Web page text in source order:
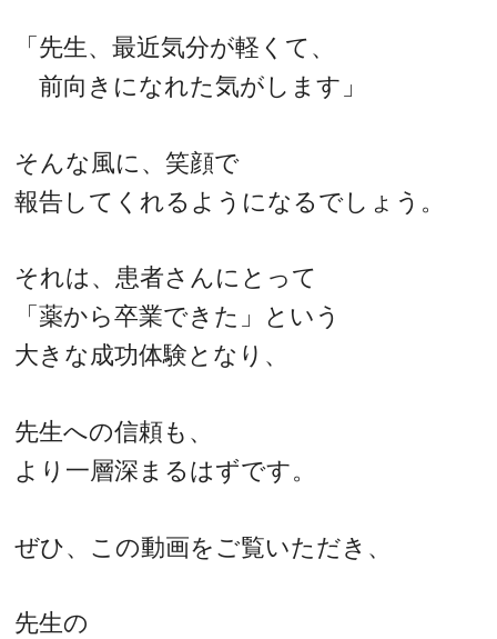
「先生、最近気分が軽くて、
前向きになれた気がします」
そんな風に、笑顔で
報告してくれるようになるでしょう。
それは、患者さんにとって
「薬から卒業できた」という
大きな成功体験となり、
先生への信頼も、
より一層深まるはずです。
ぜひ、この動画をご覧いただき、
先生の